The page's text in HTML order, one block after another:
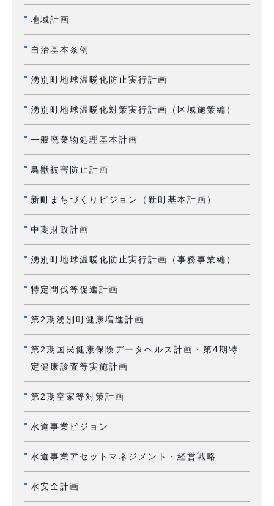
地域計画
自治基本条例
湧別町地球温暖化防止実行計画
湧別町地球温暖化対策実行計画（区域施策編）
一般廃棄物処理基本計画
鳥獣被害防止計画
新町まちづくりビジョン（新町基本計画）
中期財政計画
湧別町地球温暖化防止実行計画（事務事業編）
特定間伐等促進計画
第2期湧別町健康増進計画
第2期国民健康保険データヘルス計画・第4期特
定健康診査等実施計画
第2期空家等対策計画
水道事業ビジョン
水道事業アセットマネジメント・経営戦略
水安全計画